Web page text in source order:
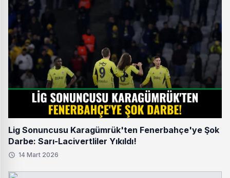
Lig Sonuncusu Karagümrük'ten Fenerbahçe'ye Şok
Darbe: Sarı-Lacivertliler Yıkıldı!
14 Mart 2026